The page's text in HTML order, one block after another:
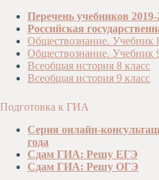
центр
Хоровая
студия
Царевич
Заочная
Проекты
Творчество
Художественная
Имя пользователя или Email
Получить новый
← Вернуться ко входу
Перечень учебников 2019-
Российская
Обществознание. Учебник
Обществознание. Учебник
Всеобщая история 8 класс
Всеобщая история 9 класс
Подготовка к ГИА
Серия онлайн-
года
Сдам ГИА: Решу ЕГЭ
Сдам ГИА: Решу ОГЭ